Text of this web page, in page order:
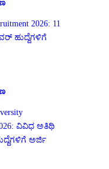
2026: 11
ಹುದ್ದೆಗಳಿಗೆ
ವಿವಿಧ ಅತಿಥಿ
ಅರ್ಜಿ